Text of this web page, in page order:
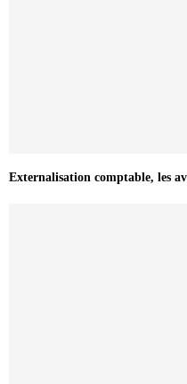
Externalisation comptable, les